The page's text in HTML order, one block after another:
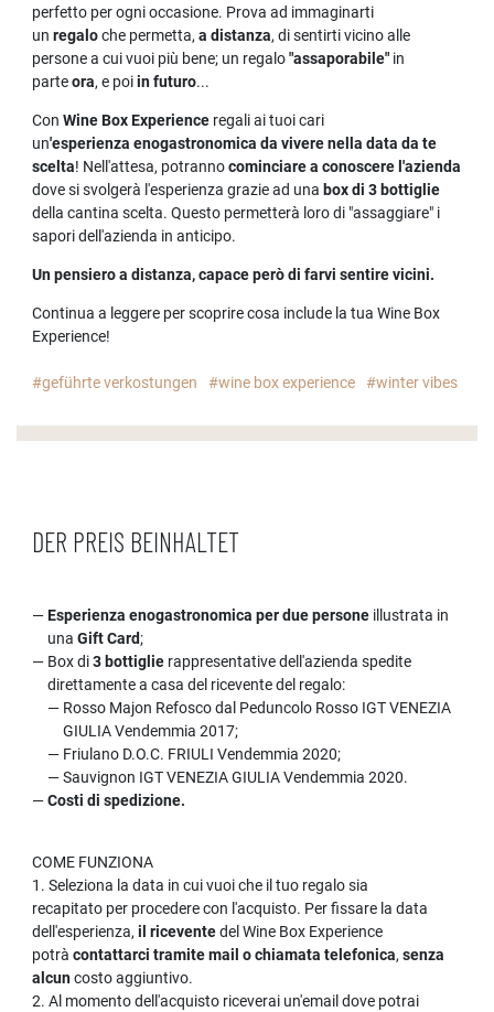
perfetto per ogni occasione. Prova ad immaginarti
un regaloche permetta, a distanza, di sentirti vicino alle
persone a cui vuoi più bene; un regalo"assaporabile" in
parteora, e poiin futuro...
Con Wine BoxExperience regali ai tuoi cari
un'esperienza enogastronomica da vivere nella data da te
scelta! Nell'attesa, potrannocominciare a conoscere l'azienda
dove si svolgerà l'esperienza grazie ad una box di 3 bottiglie
della cantina scelta. Questo permetterà loro di "assaggiare" i
sapori dell'azienda in anticipo.
Un pensiero a distanza, capace però di farvi sentire vicini.
Continua a leggere per scoprire cosa include la tua Wine Box
Experience!
#geführte verkostungen #wine box experience #winter vibes
DER PREIS BEINHALTET
Esperienza enogastronomica per due persone illustrata in
una Gift Card;
Box di3 bottiglie rappresentative dell'azienda spedite
direttamente a casa del ricevente del regalo:
Rosso Majon Refosco dal Peduncolo Rosso IGT VENEZIA
GIULIA Vendemmia 2017;
Friulano D.O.C. FRIULI Vendemmia 2020;
Sauvignon IGT VENEZIA GIULIA Vendemmia 2020.
Costi di spedizione.
COME FUNZIONA
1. Seleziona la data in cui vuoi che il tuo regalo sia
recapitato per procedere con l'acquisto. Per fissare la data
dell'esperienza, il riceventedel Wine Box Experience
potrà contattarci tramite mail o chiamata telefonica, senza
alcuncosto aggiuntivo.
2. Al momento dell'acquisto riceverai un'email dove potrai